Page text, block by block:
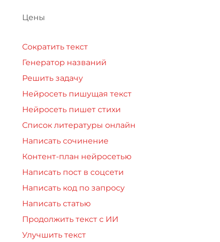
Цены
Сократить текст
Генератор названий
Решить задачу
Нейросеть пишущая текст
Нейросеть пишет стихи
Список литературы онлайн
Написать сочинение
Контент-план нейросетью
Написать пост в соцсети
Написать код по запросу
Написать статью
Продолжить текст с ИИ
Улучшить текст